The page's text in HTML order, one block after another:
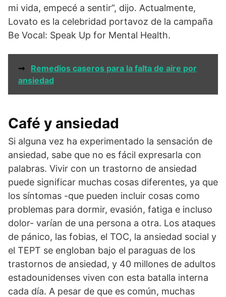
mi vida, empecé a sentir”, dijo. Actualmente,
Lovato es la celebridad portavoz de la campaña
Be Vocal: Speak Up for Mental Health.
➞
Remedios caseros para la falta de aire por
ansiedad
Café y ansiedad
Si alguna vez ha experimentado la sensación de
ansiedad, sabe que no es fácil expresarla con
palabras. Vivir con un trastorno de ansiedad
puede significar muchas cosas diferentes, ya que
los síntomas -que pueden incluir cosas como
problemas para dormir, evasión, fatiga e incluso
dolor- varían de una persona a otra. Los ataques
de pánico, las fobias, el TOC, la ansiedad social y
el TEPT se engloban bajo el paraguas de los
trastornos de ansiedad, y 40 millones de adultos
estadounidenses viven con esta batalla interna
cada día. A pesar de que es común, muchas